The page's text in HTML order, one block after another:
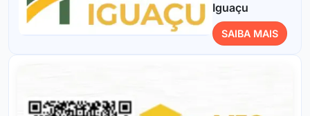
Iguaçu
SAIBA MAIS